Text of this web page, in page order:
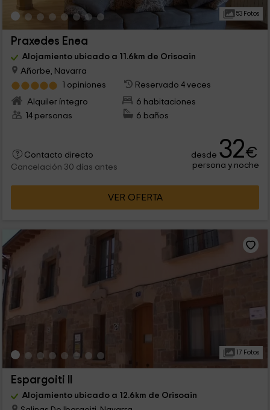
53 Fotos
Praxedes Enea
Alojamiento ubicado a 11.6km de Orisoain
Añorbe, Navarra
1 opiniones
Reservado 4 veces
Alquiler íntegro
6 habitaciones
14 personas
6 baños
Contacto directo
Cancelación 30 días antes
desde 32€
persona y noche
VER OFERTA
17 Fotos
Espargoiti II
Alojamiento ubicado a 12.6km de Orisoain